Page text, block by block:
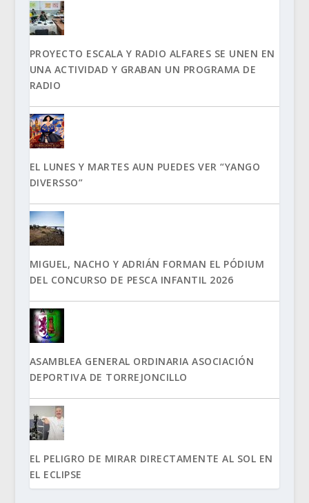
PROYECTO ESCALA Y RADIO ALFARES SE UNEN EN
UNA ACTIVIDAD Y GRABAN UN PROGRAMA DE
RADIO
EL LUNES Y MARTES AUN PUEDES VER “YANGO
DIVERSSO”
MIGUEL, NACHO Y ADRIÁN FORMAN EL PÓDIUM
DEL CONCURSO DE PESCA INFANTIL 2026
ASAMBLEA GENERAL ORDINARIA ASOCIACIÓN
DEPORTIVA DE TORREJONCILLO
EL PELIGRO DE MIRAR DIRECTAMENTE AL SOL EN
EL ECLIPSE